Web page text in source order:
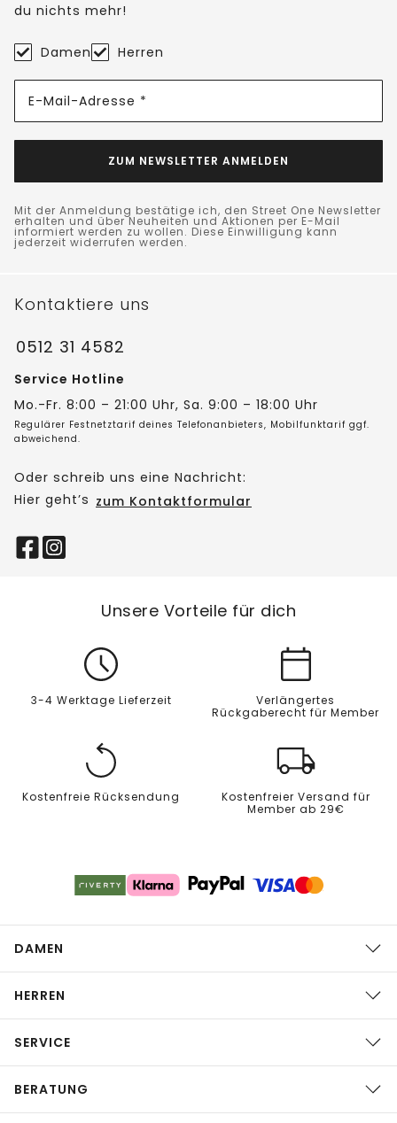
du nichts mehr!
Damen Herren
E-Mail-Adresse *
ZUM NEWSLETTER ANMELDEN
Mit der Anmeldung bestätige ich, den Street One Newsletter
erhalten und über Neuheiten und Aktionen per E-Mail
informiert werden zu wollen. Diese Einwilligung kann
jederzeit widerrufen werden.
Kontaktiere uns
0512 31 4582
Service Hotline
Mo.-Fr. 8:00 – 21:00 Uhr, Sa. 9:00 – 18:00 Uhr
Regulärer Festnetztarif deines Telefonanbieters, Mobilfunktarif ggf.
abweichend.
Oder schreib uns eine Nachricht:
Hier geht’s zum Kontaktformular
Unsere Vorteile für dich
3-4 Werktage Lieferzeit
Verlängertes
Rückgaberecht für Member
Kostenfreie Rücksendung
Kostenfreier Versand für
Member ab 29€
DAMEN
HERREN
SERVICE
BERATUNG